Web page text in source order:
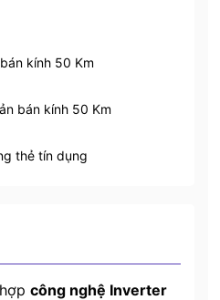
kính 50 Km
bán kính 50 Km
thẻ tín dụng
công nghệ Inverter